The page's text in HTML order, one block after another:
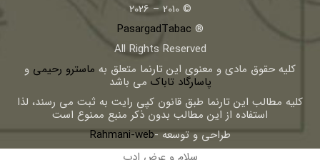
© 2010 – 2026
®
PasargadTabac
All Rights Reserved
كليه حقوق مادی و معنوی اين تارنما متعلق به ماسترو رحیمی و
پاسارگاد تاباک می باشد
کلیه مطالب این تارنما طبق قانون کپی رایت به ثبت می رسند، لذا
استفاده از این مطالب بدون ذکر منبع ممنوع است
طراحی و توسعه -Rahmani-web